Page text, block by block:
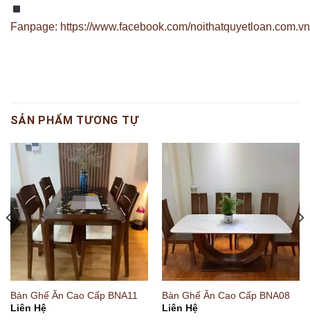
Fanpage: https://www.facebook.com/noithatquyetloan.com.vn
SẢN PHẨM TƯƠNG TỰ
Bàn Ghế Ăn Cao Cấp BNA11
Liên Hệ
Bàn Ghế Ăn Cao Cấp BNA08
Liên Hệ